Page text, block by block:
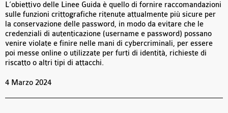
L’obiettivo delle Linee Guida è quello di fornire raccomandazioni
sulle funzioni crittografiche ritenute attualmente più sicure per
la conservazione delle password, in modo da evitare che le
credenziali di autenticazione (username e password) possano
venire violate e finire nelle mani di cybercriminali, per essere
poi messe online o utilizzate per furti di identità, richieste di
riscatto o altri tipi di attacchi.
4 Marzo 2024